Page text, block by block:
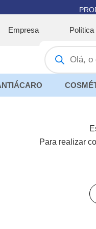
Empresa Política
Pesquisar
produtos
Para realizar